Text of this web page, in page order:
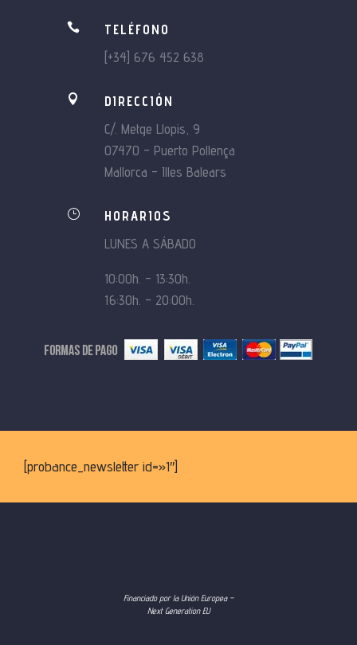

TELÉFONO
[+34] 676 452 638

DIRECCIÓN
C/. Metge Llopis, 9
07470 – Puerto Pollença
Mallorca – Illes Balears
}
HORARIOS
LUNES A SÁBADO
10:00h. – 13:30h.
16:30h. – 20:00h.
[probance_newsletter id=»1″]
Financiado por la Unión Europea –
Next Generation EU